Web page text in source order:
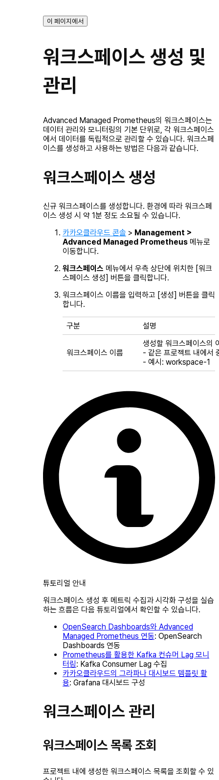
이 페이지에서
워크스페이스 생성 및
관리
Advanced Managed Prometheus의 워크스페이스는
데이터 관리와 모니터링의 기본 단위로, 각 워크스페이스
에서 데이터를 독립적으로 관리할 수 있습니다. 워크스페
이스를 생성하고 사용하는 방법은 다음과 같습니다.
워크스페이스 생성
신규 워크스페이스를 생성합니다. 환경에 따라 워크스페
이스 생성 시 약 1분 정도 소요될 수 있습니다.
카카오클라우드 콘솔 > Management >
Advanced Managed Prometheus 메뉴로
이동합니다.
워크스페이스 메뉴에서 우측 상단에 위치한 [워크
스페이스 생성] 버튼을 클릭합니다.
워크스페이스 이름을 입력하고 [생성] 버튼을 클릭
합니다.
구분 설명
워크스페이스 이름
생성할 워크스페이스의
- 같은 프로젝트 내에서
- 예시: workspace-1
튜토리얼 안내
워크스페이스 생성 후 메트릭 수집과 시각화 구성을 실습
하는 흐름은 다음 튜토리얼에서 확인할 수 있습니다.
OpenSearch Dashboards와 Advanced
Managed Prometheus 연동: OpenSearch
Dashboards 연동
Prometheus를 활용한 Kafka 컨슈머 Lag 모니
터링: Kafka Consumer Lag 수집
카카오클라우드의 그라파나 대시보드 템플릿 활
용: Grafana 대시보드 구성
워크스페이스 관리
워크스페이스 목록 조회
프로젝트 내에 생성한 워크스페이스 목록을 조회할 수 있